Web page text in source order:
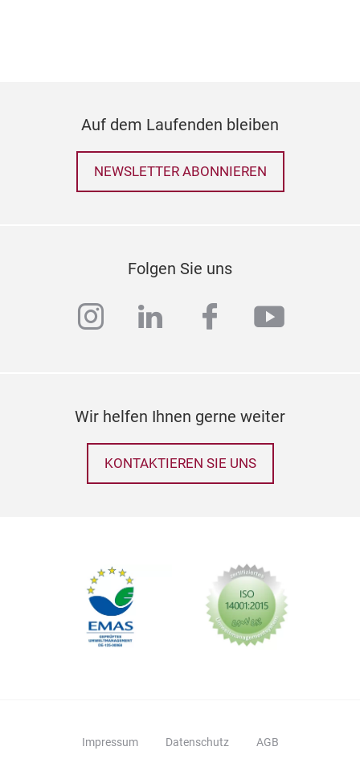
Auf dem Laufenden bleiben
NEWSLETTER ABONNIEREN
Folgen Sie uns
instagram
linkedinfacebook
Wir helfen Ihnen gerne weiter
KONTAKTIEREN SIE UNS
Impressum Datenschutz AGB